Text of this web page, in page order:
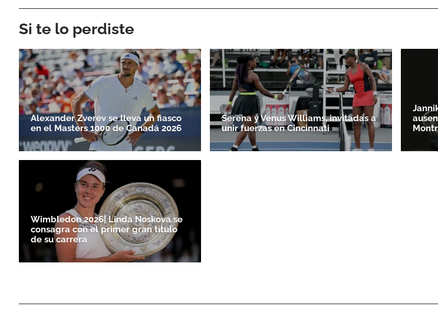
Si te lo perdiste
Alexander Zverev se lleva un fiasco
en el Masters 1000 de Canadá 2026
Serena y Venus Williams, invitadas a
unir fuerzas en Cincinnati
Wimbledon 2026| Linda Noskova se
consagra con el primer gran título
de su carrera